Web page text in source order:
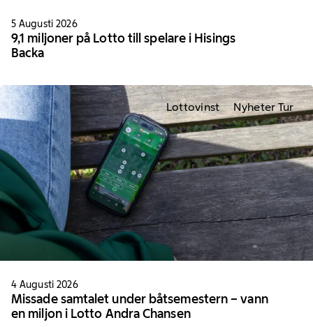
5 Augusti 2026
9,1 miljoner på Lotto till spelare i Hisings
Backa
Lottovinst Nyheter Tur
4 Augusti 2026
Missade samtalet under båtsemestern – vann
en miljon i Lotto Andra Chansen